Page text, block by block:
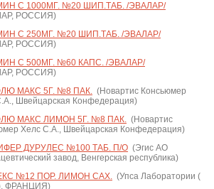
С 1000МГ. №20 ШИП.ТАБ. /ЭВАЛАР/
РОССИЯ)
С 250МГ. №20 ШИП.ТАБ. /ЭВАЛАР/
РОССИЯ)
С 500МГ. №60 КАПС. /ЭВАЛАР/
РОССИЯ)
МАКС 5Г. №8 ПАК.(Новартис Консьюмер
Швейцарская Конфедерация)
МАКС ЛИМОН 5Г. №8 ПАК.(Новартис
Хелс С.А., Швейцарская Конфедерация)
ДУРУЛЕС №100 ТАБ. П/О(Эгис АО
завод, Венгерская республика)
№12 ПОР. ЛИМОН САХ.(Упса Лаборатории (
), ФРАНЦИЯ)